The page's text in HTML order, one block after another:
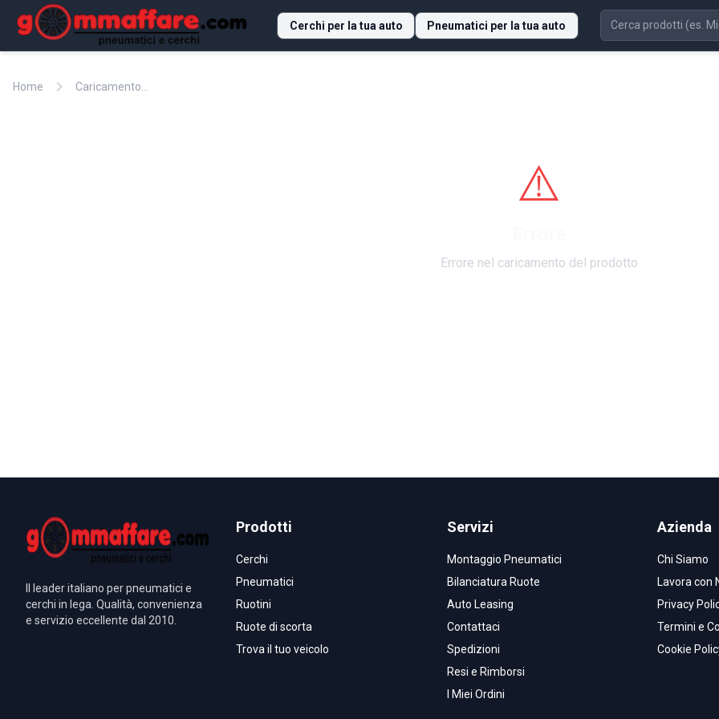
Cerchi per la tua auto Pneumatici per la tua auto
Home chevron_right Caricamento...
⚠️
Errore nel caricamento del prodotto
Il leader italiano per pneumatici e
cerchi in lega. Qualità, convenienza
e servizio eccellente dal 2010.
Prodotti
Cerchi
Pneumatici
Ruotini
Ruote di scorta
Trova il tuo veicolo
Servizi
Montaggio Pneumatici
Bilanciatura Ruote
Auto Leasing
Contattaci
Spedizioni
Resi e Rimborsi
I Miei Ordini
Azienda
Chi Siamo
Lavora con
Privacy
Termini e
Cookie